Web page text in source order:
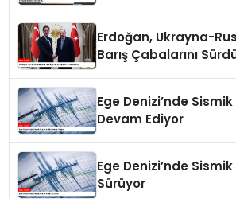
Erdoğan, Ukrayna-
Barış Çabalarını
Ege Denizi’nde
Devam Ediyor
Ege Denizi’nde
Sürüyor